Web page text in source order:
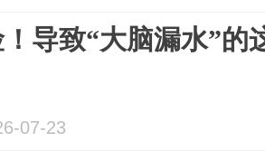
导致“大脑漏水”的
07-23